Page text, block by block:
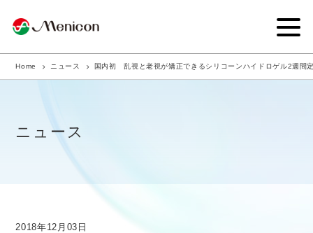
企業情報
商品サイト
Home ニュース 国内初 乱視と老視が矯正できるシリコーンハイドロゲル2週間
ニュース
2018年12月03日